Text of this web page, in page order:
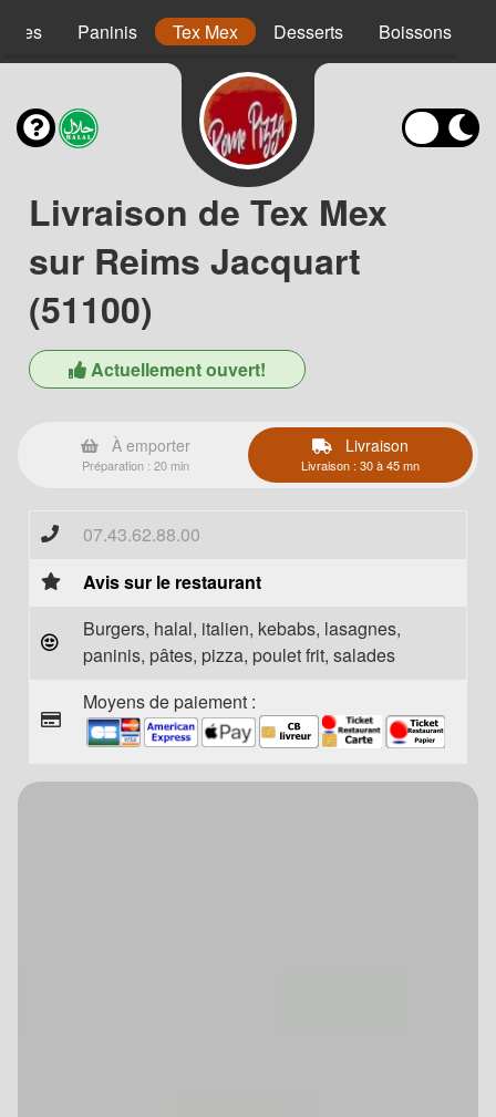
Paninis Tex Mex Desserts Boissons
Livraison de Tex Mex
sur Reims Jacquart
(51100)
Actuellement ouvert!
À emporter
Préparation : 20 min
Livraison
Livraison : 30 à 45 mn
07.43.62.88.00
Avis sur le restaurant
Burgers, halal, italien, kebabs, lasagnes,
paninis, pâtes, pizza, poulet frit, salades
Moyens de paiement :